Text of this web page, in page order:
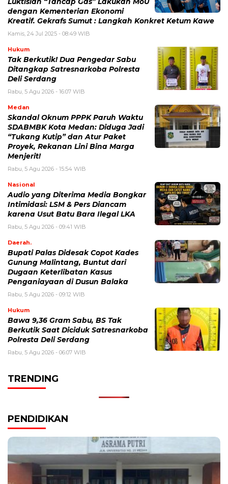
dengan Kementerian Ekonomi
Kreatif. Gekrafs Sumut : Langkah Konkret Ketum Kawe
Kamis, 24 Jul 2025 - 08:49 WIB
Hukum
Tak Berkutik! Dua Pengedar Sabu
Ditangkap Satresnarkoba Polresta
Deli Serdang
Rabu, 5 Agu 2026 - 16:07 WIB
Medan
Skandal Oknum PPPK Paruh Waktu
SDABMBK Kota Medan: Diduga Jadi
“Tukang Kutip” dan Atur Paket
Proyek, Rekanan Lini Bina Marga
Menjerit!
Rabu, 5 Agu 2026 - 15:54 WIB
Nasional
Audio yang Diterima Media Bongkar
Intimidasi: LSM & Pers Diancam
karena Usut Batu Bara Ilegal LKA
Rabu, 5 Agu 2026 - 09:41 WIB
Daerah.
Bupati Palas Didesak Copot Kades
Gunung Malintang, Buntut dari
Dugaan Keterlibatan Kasus
Penganiayaan di Dusun Balaka
Rabu, 5 Agu 2026 - 09:12 WIB
Hukum
Bawa 9,36 Gram Sabu, BS Tak
Berkutik Saat Diciduk Satresnarkoba
Polresta Deli Serdang
Rabu, 5 Agu 2026 - 06:07 WIB
TRENDING
PENDIDIKAN